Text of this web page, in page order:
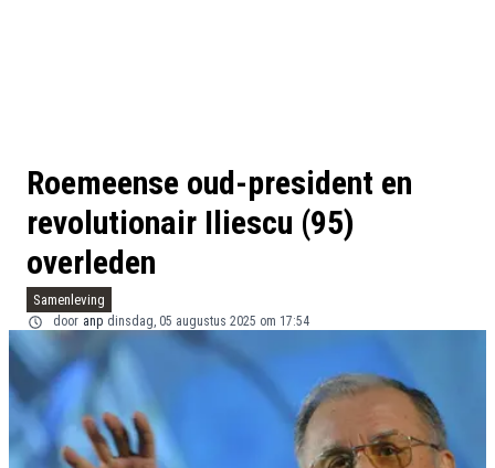
Roemeense oud-president en
revolutionair Iliescu (95)
overleden
Samenleving
door anp dinsdag, 05 augustus 2025 om 17:54